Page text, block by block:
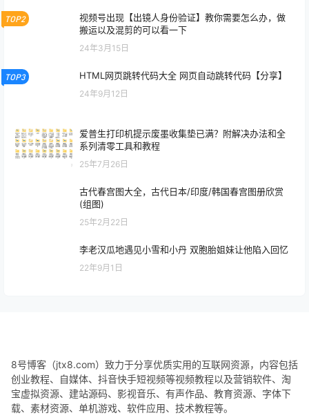
TOP2
视频号出现【出镜人身份验证】教你需要怎么办，做
搬运以及混剪的可以看一下
24年3月15日
TOP3 HTML网页跳转代码大全 网页自动跳转代码【分享】
24年9月12日
爱普生打印机提示废墨收集垫已满？附解决办法和全
系列清零工具和教程
25年7月26日
古代春宫图大全，古代日本/印度/韩国春宫图册欣赏
(组图)
25年2月22日
李老汉瓜地遇见小雪和小丹 双胞胎姐妹让他陷入回忆
22年9月1日
8号博客（jtx8.com）致力于分享优质实用的互联网资源，内容包括
创业教程、自媒体、抖音快手短视频等视频教程以及营销软件、淘
宝虚拟资源、建站源码、影视音乐、有声作品、教育资源、字体下
载、素材资源、单机游戏、软件应用、技术教程等。